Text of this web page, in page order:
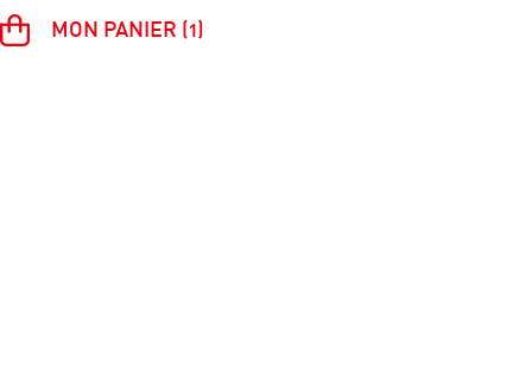
MON PANIER (1)